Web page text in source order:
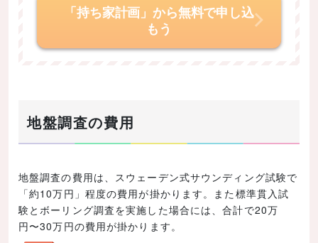
「持ち家計画」から無料で申し込
もう
地盤調査の費用
地盤調査の費用は、スウェーデン式サウンディング試験で
「約10万円」程度の費用が掛かります。また標準貫入試
験とボーリング調査を実施した場合には、合計で20万
円〜30万円の費用が掛かります。